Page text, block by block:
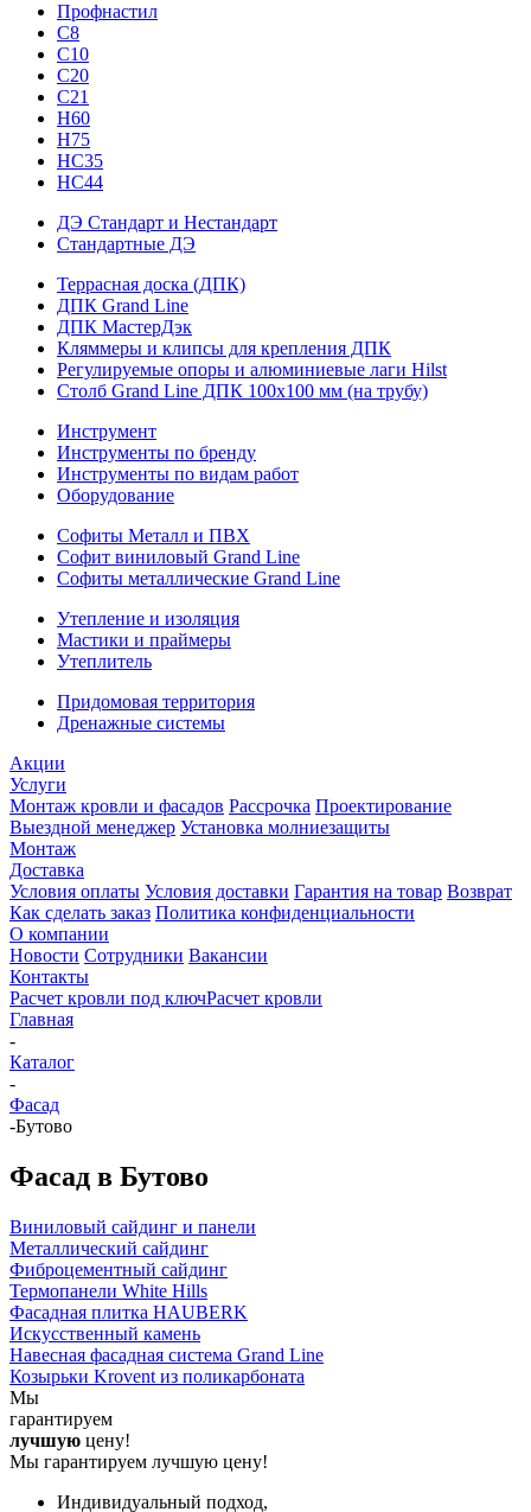
Профнастил
С8
С10
С20
С21
H60
H75
HС35
НС44
ДЭ Стандарт и Нестандарт
Стандартные ДЭ
Террасная доска (ДПК)
ДПК Grand Line
ДПК МастерДэк
Кляммеры и клипсы для крепления ДПК
Регулируемые опоры и алюминиевые лаги Hilst
Столб Grand Line ДПК 100х100 мм (на трубу)
Инструмент
Инструменты по бренду
Инструменты по видам работ
Оборудование
Софиты Металл и ПВХ
Софит виниловый Grand Line
Софиты металлические Grand Line
Утепление и изоляция
Мастики и праймеры
Утеплитель
Придомовая территория
Дренажные системы
Акции
Услуги
Монтаж кровли и фасадов Рассрочка Проектирование
Выездной менеджер Установка молниезащиты
Монтаж
Доставка
Условия оплаты Условия доставки Гарантия на товар Возврат
Как сделать заказ Политика конфиденциальности
О компании
Новости Сотрудники Вакансии
Контакты
Расчет кровли под ключРасчет кровли
Главная
-
Каталог
-
Фасад
-Бутово
Фасад в Бутово
Виниловый сайдинг и панели
Металлический сайдинг
Фиброцементный сайдинг
Термопанели White Hills
Фасадная плитка HAUBERK
Искусственный камень
Навесная фасадная система Grand Line
Козырьки Krovent из поликарбоната
Мы
гарантируем
лучшую цену!
Мы гарантируем лучшую цену!
Индивидуальный подход,